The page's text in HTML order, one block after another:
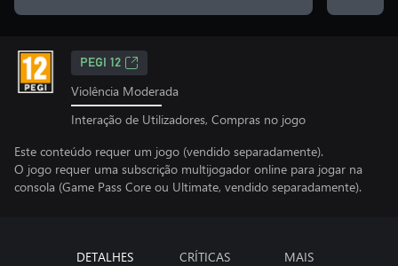
PEGI 12
Violência Moderada
Interação de Utilizadores, Compras no jogo
Este conteúdo requer um jogo (vendido separadamente).
O jogo requer uma subscrição multijogador online para jogar na
consola (Game Pass Core ou Ultimate, vendido separadamente).
DETALHES CRÍTICAS MAIS